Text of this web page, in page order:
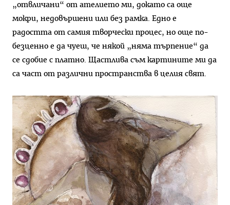
„отвличани“ от ателието ми, докато са още
мокри, недовършени или без рамка. Едно е
радостта от самия творчески процес, но още по-
безценно е да чуеш, че някой „няма търпение“ да
се сдобие с платно. Щастлива съм картините ми да
са част от различни пространства в целия свят.